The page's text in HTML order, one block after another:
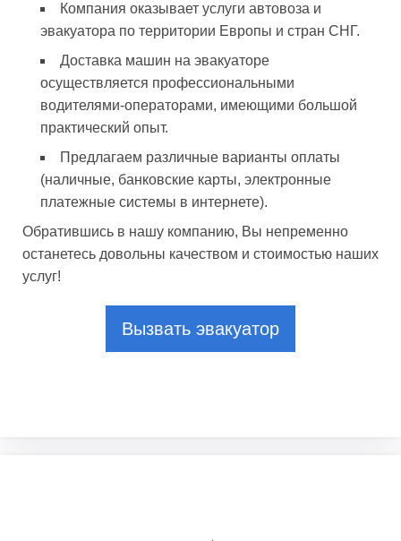
Компания оказывает услуги автовоза и
эвакуатора по территории Европы и стран СНГ.
Доставка машин на эвакуаторе
осуществляется профессиональными
водителями-операторами, имеющими большой
практический опыт.
Предлагаем различные варианты оплаты
(наличные, банковские карты, электронные
платежные системы в интернете).
Обратившись в нашу компанию, Вы непременно
останетесь довольны качеством и стоимостью наших
услуг!
Вызвать эвакуатор